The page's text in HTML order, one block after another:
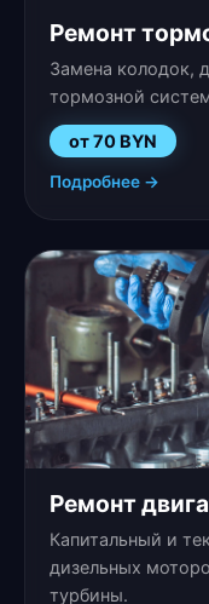
Ремонт
Замена колодок,
тормозной
от 70 BYN
Подробнее →
Ремонт
Капитальный и
дизельных
турбины.